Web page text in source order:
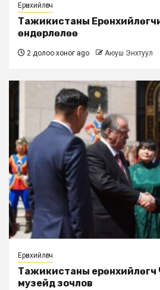
Ерөнхийлөгч
Тажикистаны
өндөрлөлөө
2 долоо хоног ago Аюуш Энхтуул
Ерөнхийлөгч
Тажикистаны ерөнхийлөгч
музейд зочлов